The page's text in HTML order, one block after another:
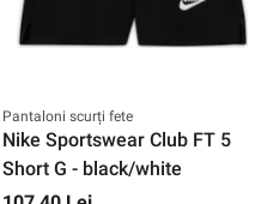
Pantaloni scurți fete
Nike Sportswear Club FT 5
Short G - black/white